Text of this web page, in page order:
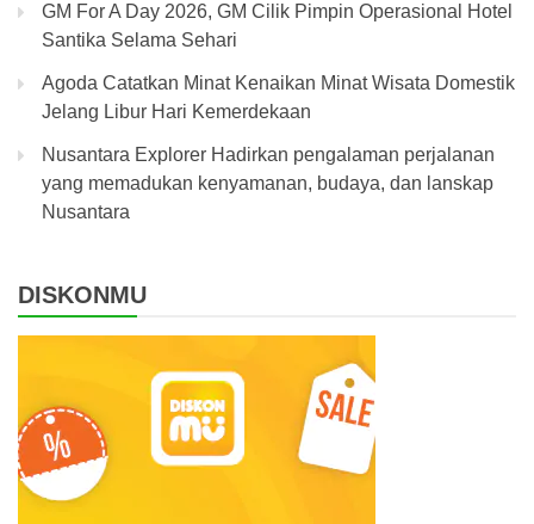
GM For A Day 2026, GM Cilik Pimpin Operasional Hotel
Santika Selama Sehari
Agoda Catatkan Minat Kenaikan Minat Wisata Domestik
Jelang Libur Hari Kemerdekaan
Nusantara Explorer Hadirkan pengalaman perjalanan
yang memadukan kenyamanan, budaya, dan lanskap
Nusantara
DISKONMU